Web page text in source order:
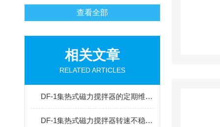
查看全部
相关文章
RELATED ARTICLES
DF-1集热式磁力搅拌器的定期维护保养方法分享
DF-1集热式磁力搅拌器转速不稳定的原因分析